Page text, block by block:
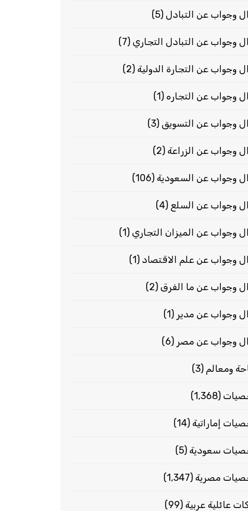
وجواب عن التبادل (5)
وجواب عن التبادل التجاري (7)
وجواب عن التجارة الدولية (2)
وجواب عن التجاره (1)
وجواب عن التسويق (3)
وجواب عن الزراعة (2)
وجواب عن السعودية (106)
وجواب عن السلع (4)
وجواب عن الميزان التجاري (1)
وجواب عن علم الاقتصاد (1)
وجواب عن ما الفرق (2)
وجواب عن مدير (1)
وجواب عن مصر (6)
ومعالم (3)
(1٬368)
إماراتية (14)
سعودية (5)
مصرية (1٬347)
عائلية عربية (99)